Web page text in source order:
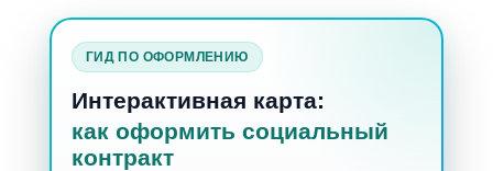
ГИД ПО ОФОРМЛЕНИЮ
Интерактивная карта:
как оформить социальный
контракт